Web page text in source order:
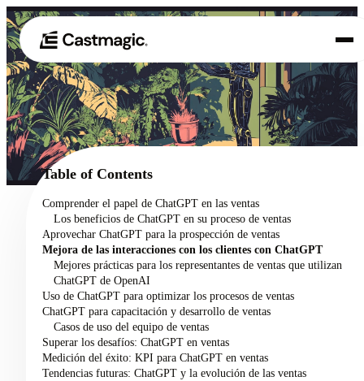
01 Producto
02 Casos de uso
Precios
Acerca de nosotros
Table of Contents
Comprender el papel de ChatGPT en las ventas
Los beneficios de ChatGPT en su proceso de ventas
Aprovechar ChatGPT para la prospección de ventas
Mejora de las interacciones con los clientes con ChatGPT
Mejores prácticas para los representantes de ventas que utilizan
ChatGPT de OpenAI
Uso de ChatGPT para optimizar los procesos de ventas
ChatGPT para capacitación y desarrollo de ventas
Casos de uso del equipo de ventas
Superar los desafíos: ChatGPT en ventas
Medición del éxito: KPI para ChatGPT en ventas
Tendencias futuras: ChatGPT y la evolución de las ventas